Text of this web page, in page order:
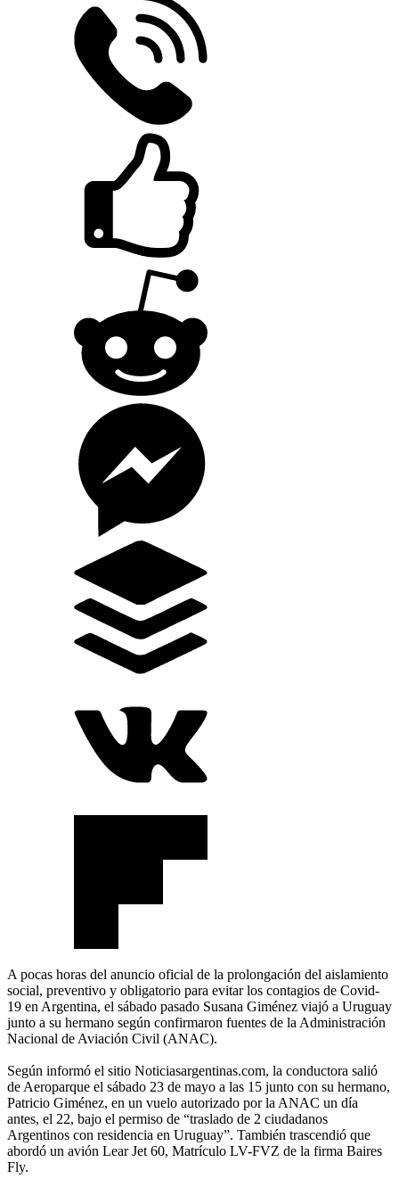
A pocas horas del anuncio oficial de la prolongación del aislamiento
social, preventivo y obligatorio para evitar los contagios de Covid-
19 en Argentina, el sábado pasado Susana Giménez viajó a Uruguay
junto a su hermano según confirmaron fuentes de la Administración
Nacional de Aviación Civil (ANAC).
Según informó el sitio Noticiasargentinas.com, la conductora salió
de Aeroparque el sábado 23 de mayo a las 15 junto con su hermano,
Patricio Giménez, en un vuelo autorizado por la ANAC un día
antes, el 22, bajo el permiso de “traslado de 2 ciudadanos
Argentinos con residencia en Uruguay”. También trascendió que
abordó un avión Lear Jet 60, Matrículo LV-FVZ de la firma Baires
Fly.